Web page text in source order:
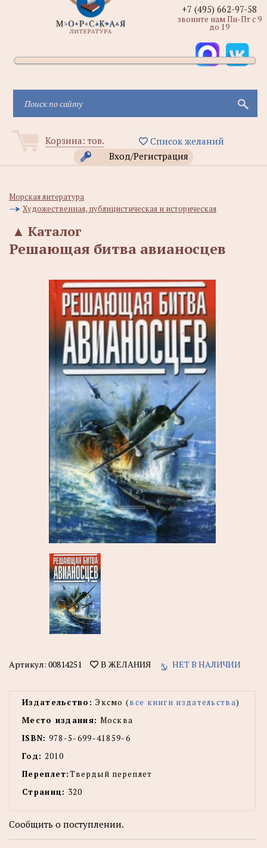
Корзина: тов.
Список желаний
Вход/Регистрация
+7 (495) 662-97-58
звоните нам Пн-Пт с 9
до 19
Морская литература
Художественная, публицистическая и историческая
Каталог
▲
Решающая битва авианосцев
Артикул: 00814251 В ЖЕЛАНИЯ НЕТ В НАЛИЧИИ
Издательство: Эксмо (все книги издательства)
Место издания: Москва
ISBN: 978-5-699-41859-6
Год: 2010
Переплет:Твердый переплет
Страниц: 320
Сообщить о поступлении.